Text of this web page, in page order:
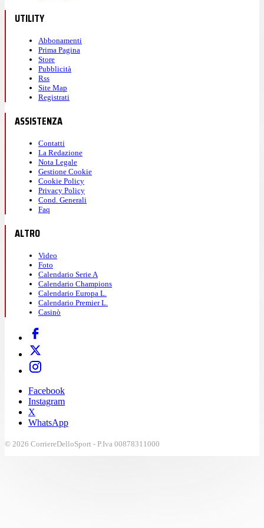
UTILITY
Abbonamenti
Prima Pagina
Store
Pubblicità
Rss
Site Map
Registrati
ASSISTENZA
Contatti
La Redazione
Nota Legale
Gestione Cookie
Cookie Policy
Privacy Policy
Cond. Generali
Faq
ALTRO
Video
Foto
Calendario Serie A
Calendario Champions
Calendario Europa L.
Calendario Premier L.
Casinò
Facebook
Instagram
X
WhatsApp
© 2026 CorriereDelloSport - P.Iva 00878311000